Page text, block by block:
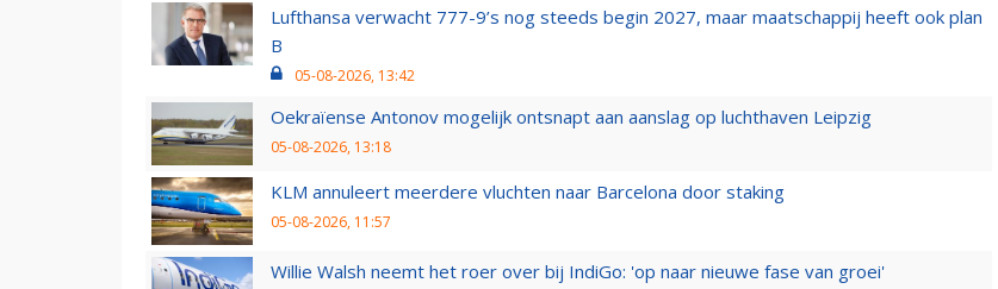
Lufthansa verwacht 777-9’s nog steeds begin 2027, maar maatschappij heeft ook plan
B
05-08-2026, 13:42
Oekraïense Antonov mogelijk ontsnapt aan aanslag op luchthaven Leipzig
05-08-2026, 13:18
KLM annuleert meerdere vluchten naar Barcelona door staking
05-08-2026, 11:57
Willie Walsh neemt het roer over bij IndiGo: 'op naar nieuwe fase van groei'